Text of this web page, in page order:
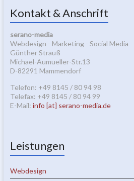
Kontakt & Anschrift
serano-media
Webdesign - Marketing - Social Media
Günther Strauß
Michael-Aumueller-Str.13
D-82291 Mammendorf
Telefon: +49 8145 / 80 94 98
Telefax: +49 8145 / 80 94 99
E-Mail: info [at] serano-media.de
Leistungen
Webdesign